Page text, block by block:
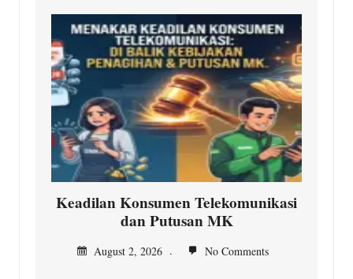
Keadilan Konsumen Telekomunikasi
dan Putusan MK
August 2, 2026 No Comments